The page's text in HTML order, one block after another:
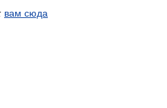
вам сюда